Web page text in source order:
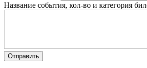
Название события, кол-во и категория